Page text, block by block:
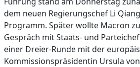
dem neuen Regierungschef Li
Programm. Später wollte Macron
Gespräch mit Staats- und
einer Dreier-Runde mit der
Kommissionspräsidentin Ursula